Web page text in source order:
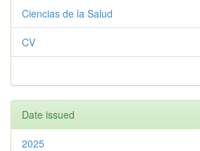
Ciencias de la Salud
CV
Date issued
2025